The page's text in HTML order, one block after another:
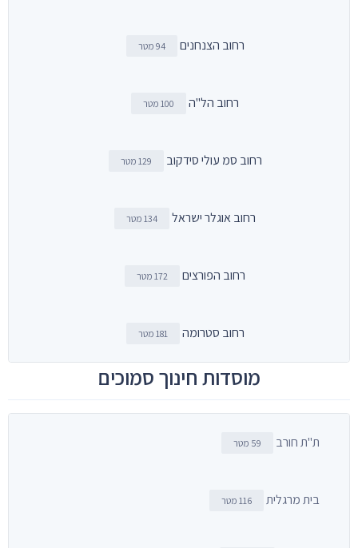
רחוב הצנחנים 94 מטר
רחוב הל"ה 100 מטר
רחוב סמ עולי סידקוב 129 מטר
רחוב אוגלר ישראל 134 מטר
רחוב הפורצים 172 מטר
רחוב סטרומה 181 מטר
מוסדות חינוך סמוכים
ת"ת חורב 59 מטר
בית מרגלית 116 מטר